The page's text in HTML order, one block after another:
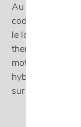
Au delà de son
codes de la
le logo intégré
thermiques et
moteurs
hybrides
sur toute la